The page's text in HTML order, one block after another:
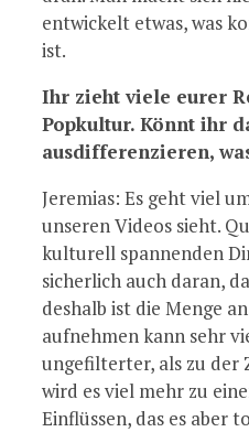
entwickelt etwas, was
ist.
Ihr zieht viele eurer
Popkultur. Könnt ihr
ausdifferenzieren,
Jeremias: Es geht viel
unseren Videos sieht.
kulturell spannenden
sicherlich auch daran,
deshalb ist die Menge
aufnehmen kann sehr
ungefilterter, als zu der
wird es viel mehr zu
Einflüssen, das es aber